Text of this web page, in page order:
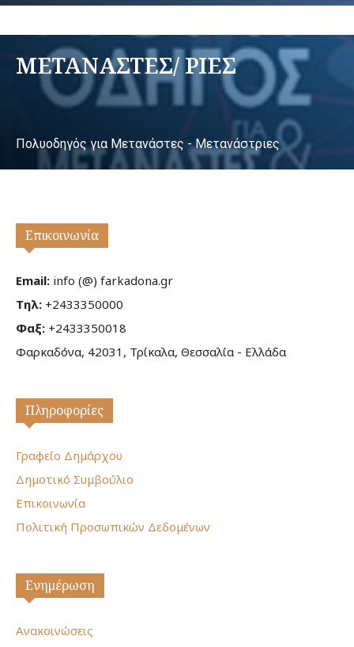
ΜΕΤΑΝΑΣΤΕΣ/ ΡΙΕΣ
Πολυοδηγός για Μετανάστες - Μετανάστριες
Επικοινωνία
Email: info (@) farkadona.gr
Τηλ: +2433350000
Φαξ: +2433350018
Φαρκαδόνα, 42031, Τρίκαλα, Θεσσαλία - Ελλάδα
Πληροφορίες
Γραφείο Δημάρχου
Δημοτικό Συμβούλιο
Επικοινωνία
Πολιτική Προσωπικών Δεδομένων
Ενημέρωση
Ανακοινώσεις